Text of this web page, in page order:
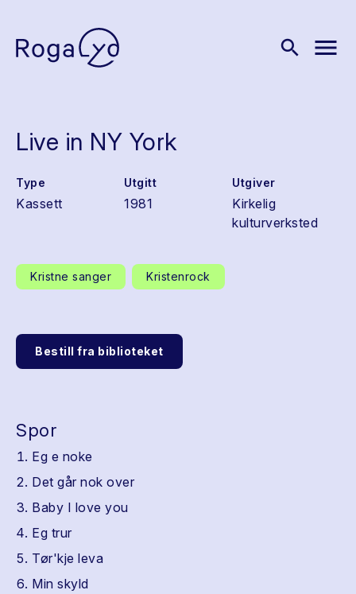
search menu
Live in NY York
Type
Kassett
Utgitt
1981
Utgiver
Kirkelig
kulturverksted
Kristne sanger Kristenrock
Bestill fra biblioteket
Spor
Eg e noke
Det går nok over
Baby I love you
Eg trur
Tør'kje leva
Min skyld